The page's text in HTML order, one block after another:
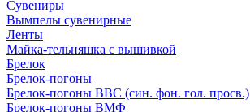
Сувениры
Вымпелы сувенирные
Ленты
Майка-тельняшка с вышивкой
Брелок
Брелок-погоны
Брелок-погоны ВВС (син. фон. гол. просв.)
Брелок-погоны ВМФ